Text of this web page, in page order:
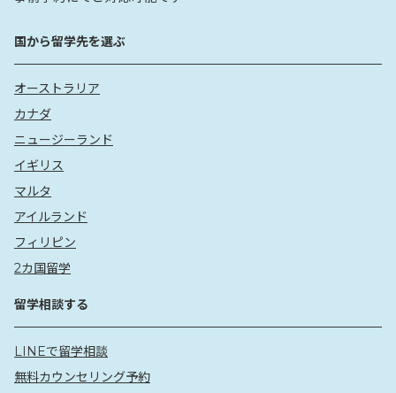
国から留学先を選ぶ
オーストラリア
カナダ
ニュージーランド
イギリス
マルタ
アイルランド
フィリピン
2カ国留学
留学相談する
LINEで留学相談
無料カウンセリング予約